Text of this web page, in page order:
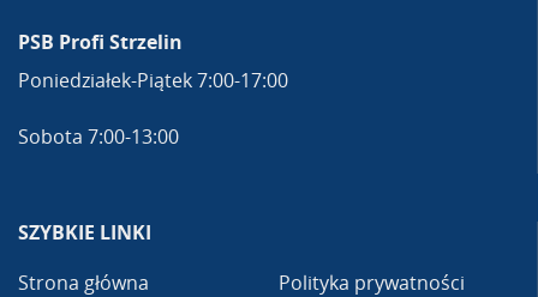
PSB Profi Strzelin
Poniedziałek-Piątek 7:00-17:00
Sobota 7:00-13:00
SZYBKIE LINKI
Strona główna
Polityka prywatności